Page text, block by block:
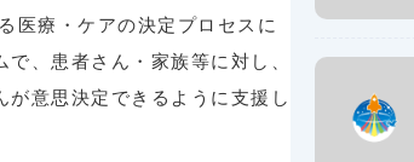
医療・ケアの決定プロセスに
、患者さん・家族等に対し、
意思決定できるように支援し